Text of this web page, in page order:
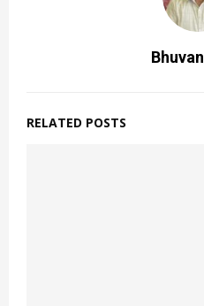
RELATED POSTS